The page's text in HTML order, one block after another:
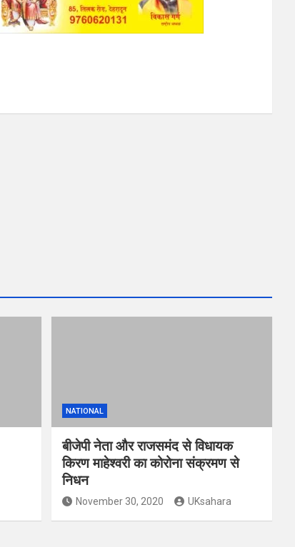
NATIONAL
बीजेपी नेता और राजसमंद से विधायक
किरण माहेश्वरी का कोरोना संक्रमण से
निधन
November 30, 2020 UKsahara